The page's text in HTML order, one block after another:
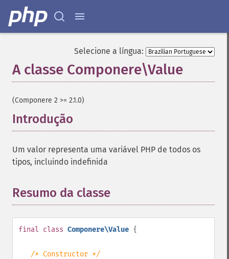
Selecione a língua:
A classe Componere\Value
(Componere 2 >= 2.1.0)
Introdução
Um valor representa uma variável PHP de todos os
tipos, incluindo indefinida
Resumo da classe
final class Componere\Value {
/* Constructor */